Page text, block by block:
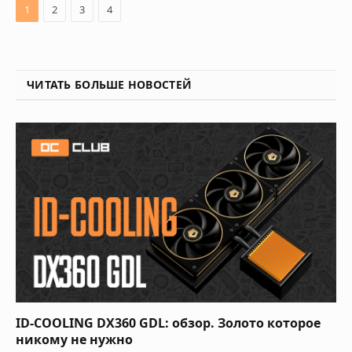
1 2 3 4
ЧИТАТЬ БОЛЬШЕ НОВОСТЕЙ
ID-COOLING DX360 GDL: обзор. Золото которое
никому не нужно